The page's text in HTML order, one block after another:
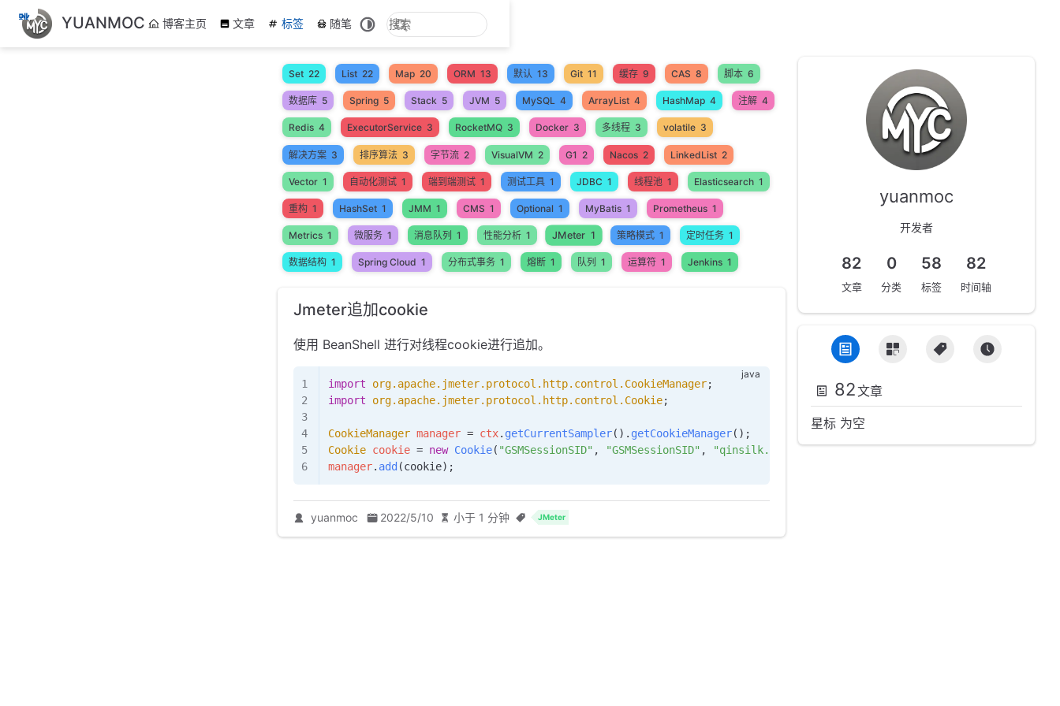
跳
至
主
YUANMOC 博客主页 文章 标签 随笔
Set 22 List 22 Map 20 ORM 13 默认 13 Git 11 缓存 9 CAS 8 脚本 6
数据库 5 Spring 5 Stack 5 JVM 5 MySQL 4 ArrayList 4 HashMap 4 注解 4
Redis 4 ExecutorService 3 RocketMQ 3 Docker 3 多线程 3 volatile 3
解决方案 3 排序算法 3 字节流 2 VisualVM 2 G1 2 Nacos 2 LinkedList 2
Vector 1 自动化测试 1 端到端测试 1 测试工具 1 JDBC 1 线程池 1 Elasticsearch 1
重构 1 HashSet 1 JMM 1 CMS 1 Optional 1 MyBatis 1 Prometheus 1
Metrics 1 微服务 1 消息队列 1 性能分析 1 JMeter 1 策略模式 1 定时任务 1
数据结构 1 Spring Cloud 1 分布式事务 1 熔断 1 队列 1 运算符 1 Jenkins 1
Jmeter追加cookie
使用 BeanShell 进行对线程cookie进行追加。
import org.apache.jmeter.protocol.http.control.CookieManager;
import org.apache.jmeter.protocol.http.control.Cookie;
CookieManager manager = ctx. getCurrentSampler(). getCookieManager();
Cookie cookie = new Cookie( "GSMSessionSID" , "GSMSessionSID" , "qinsilk.com" "/gsm", true, Long.MAX_VALUE);
manager. add (cookie);
yuanmoc 2022/5/10 小于 1 分钟 JMeter
yuanmoc
开发者
82
文章
0
分类
58
标签
82
时间轴
82文章
星标 为空